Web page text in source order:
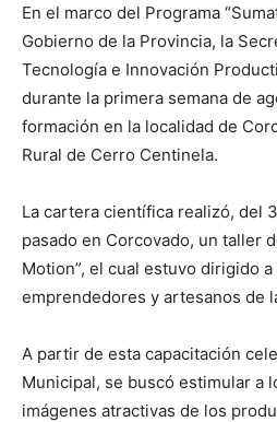
En el marco del Programa
Gobierno de la Provincia, la
Tecnología e Innovación
durante la primera semana de
formación en la localidad de
Rural de Cerro Centinela.
La cartera científica realizó, del
pasado en Corcovado, un taller
Motion”, el cual estuvo dirigido
emprendedores y artesanos de
A partir de esta capacitación
Municipal, se buscó estimular a
imágenes atractivas de los